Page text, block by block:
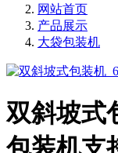
网站首页
产品展示
大袋包装机
双斜坡式